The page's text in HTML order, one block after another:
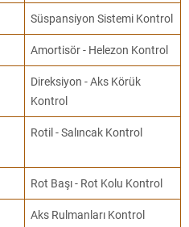
Süspansiyon Sistemi Kontrol
Amortisör - Helezon Kontrol
Direksiyon - Aks Körük
Kontrol
Rotil - Salıncak Kontrol
Rot Başı - Rot Kolu Kontrol
Aks Rulmanları Kontrol